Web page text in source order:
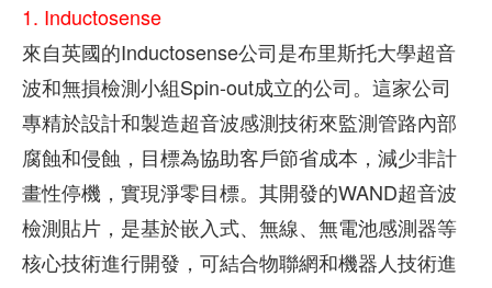
1. Inductosense
來自英國的Inductosense公司是布里斯托大學超音
波和無損檢測小組Spin-out成立的公司。這家公司
專精於設計和製造超音波感測技術來監測管路內部
腐蝕和侵蝕，目標為協助客戶節省成本，減少非計
畫性停機，實現淨零目標。其開發的WAND超音波
檢測貼片，是基於嵌入式、無線、無電池感測器等
核心技術進行開發，可結合物聯網和機器人技術進